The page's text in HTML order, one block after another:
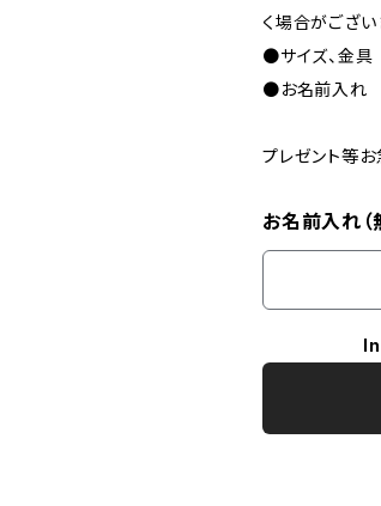
く場合がござい
●サイズ、金具
●お名前入れ
プレゼント等お
お名前入れ（